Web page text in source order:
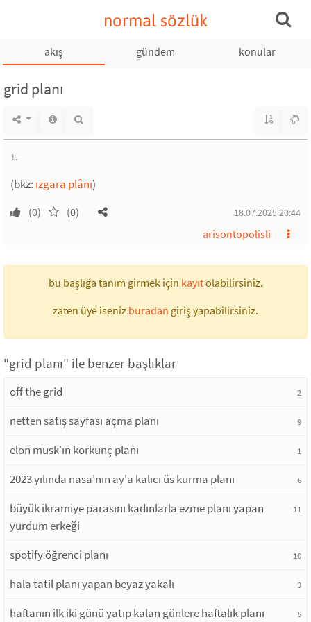
normal sözlük
akış gündem konular
grid planı
1.
(bkz: ızgara plânı)
(0) (0) 18.07.2025 20:44
arisontopolisli
bu başlığa tanım girmek için kayıtolabilirsiniz.
zaten üye iseniz buradan giriş yapabilirsiniz.
"grid planı" ile benzer başlıklar
off the grid 2
netten satış sayfası açma planı 9
elon musk'ın korkunç planı 1
2023 yılında nasa'nın ay'a kalıcı üs kurma planı 6
büyük ikramiye parasını kadınlarla ezme planı yapan
yurdum erkeği
11
spotify öğrenci planı 10
hala tatil planı yapan beyaz yakalı 3
haftanın ilk iki günü yatıp kalan günlere haftalık planı 5